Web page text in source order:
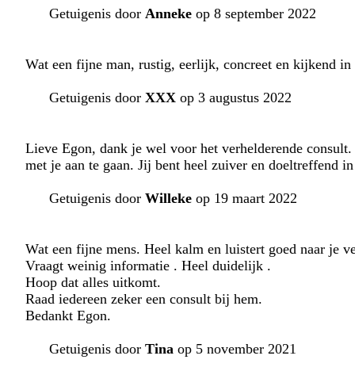
Getuigenis door Anneke op 8 september 2022
Wat een fijne man, rustig, eerlijk, concreet en kijkend
Getuigenis door XXX op 3 augustus 2022
Lieve Egon, dank je wel voor het verhelderende
met je aan te gaan. Jij bent heel zuiver en doeltreffend
Getuigenis door Willeke op 19 maart 2022
Wat een fijne mens. Heel kalm en luistert goed naar je
Vraagt weinig informatie . Heel duidelijk .
Hoop dat alles uitkomt.
Raad iedereen zeker een consult bij hem.
Bedankt Egon.
Getuigenis door Tina op 5 november 2021